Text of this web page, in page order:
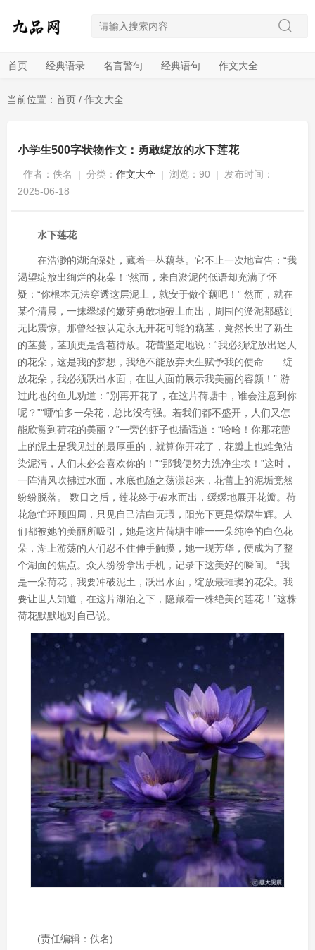
首页 经典语录 名言警句 经典语句 作文大全
当前位置： 首页 / 作文大全
小学生500字状物作文：勇敢绽放的水下莲花
作者：佚名 | 分类： 作文大全 | 浏览：90 |
发布时间：
2025-06-18
水下莲花
在浩渺的湖泊深处，藏着一丛藕茎。它不止一次地宣告：“我
渴望绽放出绚烂的花朵！”然而，来自淤泥的低语却充满了怀
疑：“你根本无法穿透这层泥土，就安于做个藕吧！” 然而，就在
某个清晨，一抹翠绿的嫩芽勇敢地破土而出，周围的淤泥都感到
无比震惊。那曾经被认定永无开花可能的藕茎，竟然长出了新生
的茎蔓，茎顶更是含苞待放。花蕾坚定地说：“我必须绽放出迷人
的花朵，这是我的梦想，我绝不能放弃天生赋予我的使命——绽
放花朵，我必须跃出水面，在世人面前展示我美丽的容颜！” 游
过此地的鱼儿劝道：“别再开花了，在这片荷塘中，谁会注意到你
呢？”“哪怕多一朵花，总比没有强。若我们都不盛开，人们又怎
能欣赏到荷花的美丽？”一旁的虾子也插话道：“哈哈！你那花蕾
上的泥土是我见过的最厚重的，就算你开花了，花瓣上也难免沾
染泥污，人们未必会喜欢你的！”“那我便努力洗净尘埃！”这时，
一阵清风吹拂过水面，水底也随之荡漾起来，花蕾上的泥垢竟然
纷纷脱落。 数日之后，莲花终于破水而出，缓缓地展开花瓣。荷
花急忙环顾四周，只见自己洁白无瑕，阳光下更是熠熠生辉。人
们都被她的美丽所吸引，她是这片荷塘中唯一一朵纯净的白色花
朵，湖上游荡的人们忍不住伸手触摸，她一现芳华，便成为了整
个湖面的焦点。众人纷纷拿出手机，记录下这美好的瞬间。 “我
是一朵荷花，我要冲破泥土，跃出水面，绽放最璀璨的花朵。我
要让世人知道，在这片湖泊之下，隐藏着一株绝美的莲花！”这株
荷花默默地对自己说。
(责任编辑：佚名)